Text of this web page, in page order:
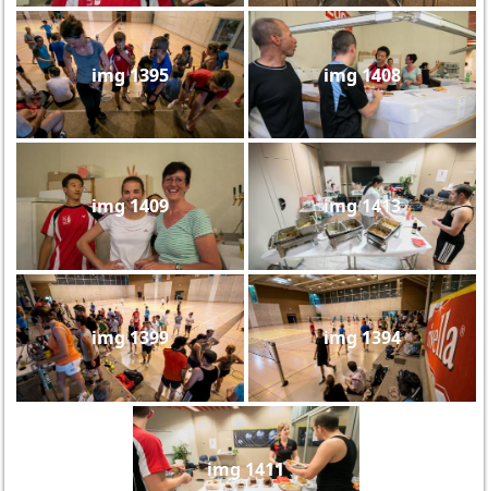
img 1395 img 1408
img 1409 img 1413
img 1399 img 1394
img 1411